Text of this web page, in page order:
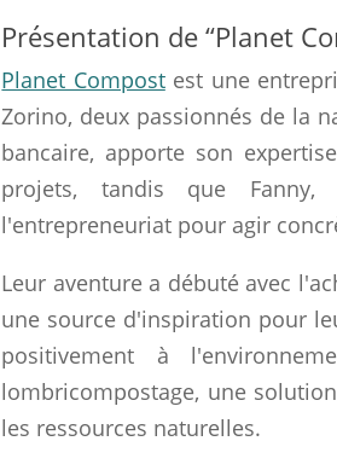
Présentation de “Planet
Planet Compostest une
Zorino, deux passionnés de la
bancaire, apporte son
projets, tandis que
l'entrepreneuriat pour agir
Leur aventure a débuté avec
une source d'inspiration pour
positivement à
lombricompostage, une
les ressources naturelles.